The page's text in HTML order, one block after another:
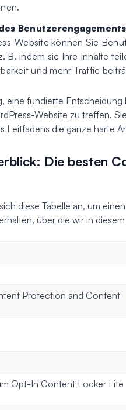
Website können Sie
B. indem sie Ihre Inhalte
und mehr Traffic
eine fundierte
Website zu treffen.
Leitfadens die ganze harte
Die besten
diese Tabelle an, um
über die wir in
Protection and Content
Opt-In Content Locker Lite